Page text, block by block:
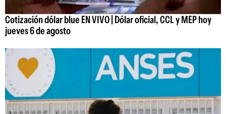
Cotización dólar blue EN VIVO | Dólar oficial, CCL y MEP hoy
jueves 6 de agosto